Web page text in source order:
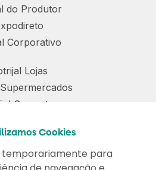
do Produtor
Corporativo
Lojas
Sementes
TRR
Seguros
Cookies
temporariamente para
atualizamos a
navegando na nossa
você está ciente e de acordo.